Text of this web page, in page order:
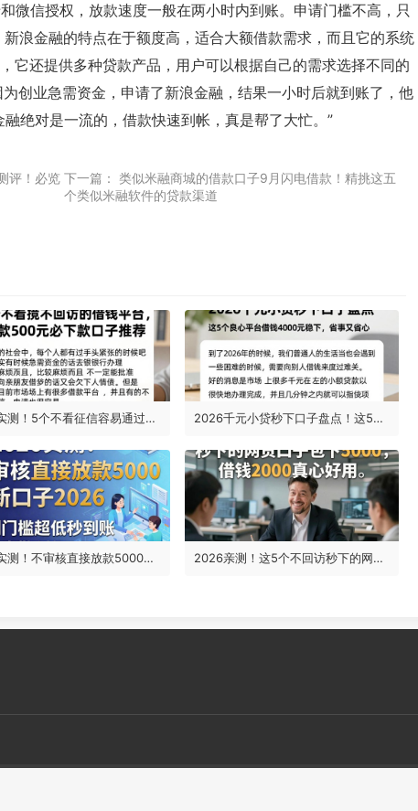
微信授权，放款速度一般在两小时内到账。申请门槛不高，只
浪金融的特点在于额度高，适合大额借款需求，而且它的系统
它还提供多种贷款产品，用户可以根据自己的需求选择不同的
创业急需资金，申请了新浪金融，结果一小时后就到账了，他
绝对是一流的，借款快速到帐，真是帮了大忙。”
评！必览 下一篇：
类似米融商城的借款口子9月闪电借款！精挑这五
个类似米融软件的贷款渠道
2026实测！5个不看征信容易通过、不回访的借钱平台，借款500元必下款口子推荐 2026千元小贷秒下口子盘点！这5个良心平台借钱4000元稳下，省事又省心
2026实测！不审核直接放款5000最新口子2026，亲测门槛超低秒到账 2026亲测！这5个不回访秒下的网贷口子包下5000，借钱2000真心好用